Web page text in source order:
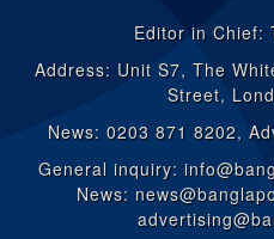
Editor in Chief:
Address: Unit S7, The
Street,
News: 0203 871 8202,
General inquiry:
News: